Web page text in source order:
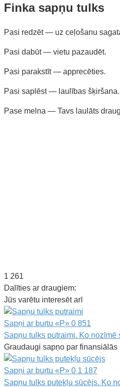
Finka sapņu tulks
Pasi redzēt — uz ceļošanu
Pasi dabūt — vietu pazaudēt.
Pasi parakstīt — apprecēties.
Pasi saplēst — laulības šķiršana.
Pase melna — Tavs laulāts
1 261
Dalīties ar draugiem:
Jūs varētu interesēt arī
Sapņi ar burtu «P» 0 851
Sapņu tulks putraimi. Ko nozīmē
Graudaugi sapņo par
Sapņi ar burtu «P» 0 1 187
Sapņu tulks putekļu sūcējs. Ko